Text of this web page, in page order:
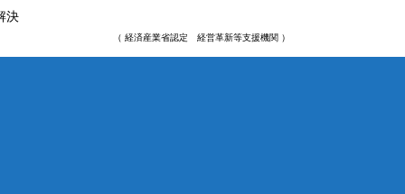
決
（ 経済産業省認定 経営革新等支援機関 ）